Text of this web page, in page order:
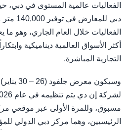
الفعاليات عالمية المستوى في
دبي
الفعاليات خلال العام الجاري، وهو
أكثر الأسواق العالمية ديناميكية
التجارية المباشرة.
وسيكون
مسبوق، وللمرة الأولى عبر موقعي
الرئيسيين، وهما مركز دبي الدولي